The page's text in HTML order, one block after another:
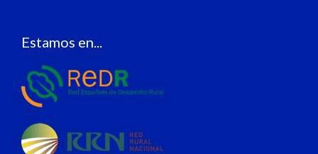
Estamos en...